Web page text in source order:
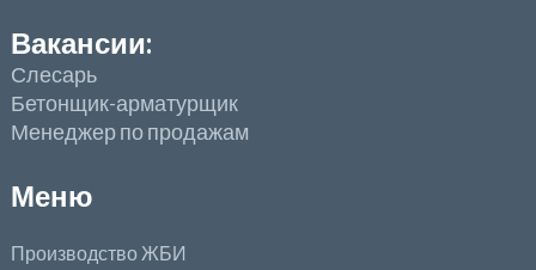
Вакансии:
Слесарь
Бетонщик-арматурщик
Менеджер по продажам
Меню
Производство ЖБИ